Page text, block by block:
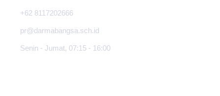
+62 8117202666
pr@darmabangsa.sch.id
Senin - Jumat, 07:15 - 16:00